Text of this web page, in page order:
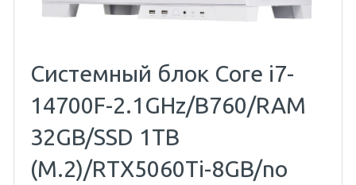
Системный блок Core i7-
14700F-2.1GHz/B760/RAM
32GB/SSD 1TB
(M.2)/RTX5060Ti-8GB/no